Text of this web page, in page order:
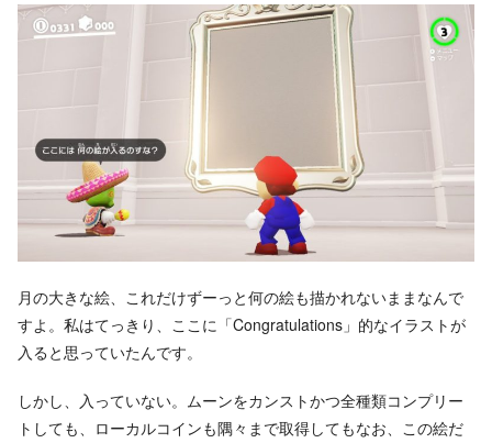
月の大きな絵、これだけずーっと何の絵も描かれないままなんで
すよ。私はてっきり、ここに「Congratulations」的なイラストが
入ると思っていたんです。
しかし、入っていない。ムーンをカンストかつ全種類コンプリー
トしても、ローカルコインも隅々まで取得してもなお、この絵だ